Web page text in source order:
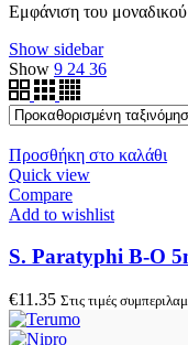
Εμφάνιση του
Show sidebar
Show 9 24 36
Προσθήκη στο καλάθι
Quick view
Compare
Add to wishlist
S. Paratyphi B-O
€11.35 Στις τιμές